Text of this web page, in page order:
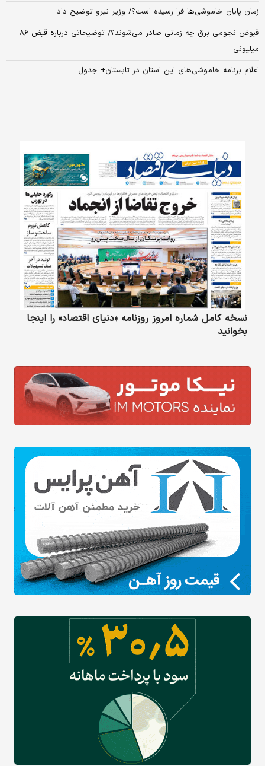
زمان پایان خاموشی‌ها فرا رسیده است؟/ وزیر نیرو توضیح داد
قبوض نجومی برق چه زمانی صادر می‌شوند؟/ توضیحاتی درباره قبض ۸۶
میلیونی
اعلام برنامه خاموشی‌های این استان در تابستان+ جدول
نسخه کامل شماره امروز روزنامه «دنیای‌ اقتصاد» را اینجا
بخوانید